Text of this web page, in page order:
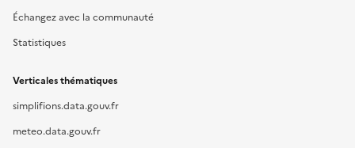
Échangez avec la communauté
Statistiques
Verticales thématiques
simplifions.data.gouv.fr
meteo.data.gouv.fr